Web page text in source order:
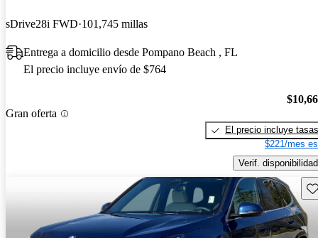
sDrive28i FWD 101,745 millas
Entrega a domicilio desde Pompano Beach , FL
El precio incluye envío de $764
Gran oferta
El precio incluye tasas
$221/mes
Verif. disponibilidad